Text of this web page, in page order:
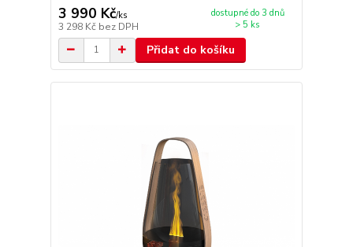
3 990 Kč/ks
3 298 Kč bez DPH
dostupné do 3 dnů
> 5 ks
Přidat do košíku